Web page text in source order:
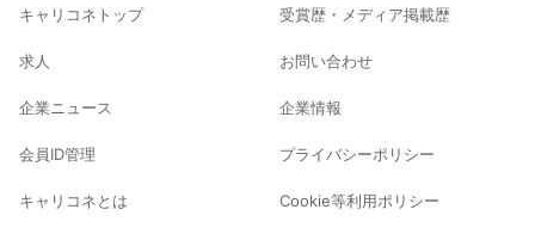
キャリコネトップ
求人
企業ニュース
会員ID管理
キャリコネとは
受賞歴・メディア掲載歴
お問い合わせ
企業情報
プライバシーポリシー
Cookie等利用ポリシー